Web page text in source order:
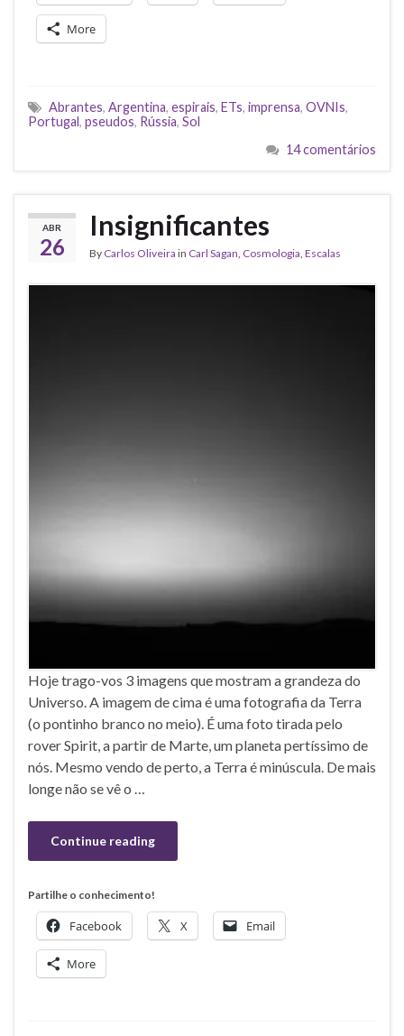
More
Abrantes, Argentina, espirais, ETs, imprensa, OVNIs,
Portugal, pseudos, Rússia, Sol
14 comentários
ABR
26
Insignificantes
By Carlos Oliveira in Carl Sagan Cosmologia Escalas
Hoje trago-vos 3 imagens que mostram a grandeza do
Universo. A imagem de cima é uma fotografia da Terra
(o pontinho branco no meio). É uma foto tirada pelo
rover Spirit, a partir de Marte, um planeta pertíssimo de
nós. Mesmo vendo de perto, a Terra é minúscula. De mais
longe não se vê o …
Continue reading
Partilhe o conhecimento!
Facebook X Email
More